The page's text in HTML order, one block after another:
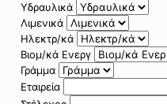
Υδραυλικά
Λιμενικά
Ηλεκτρ/κά
Βιομ/κά Ενεργ
Γράμμα
Εταιρεία